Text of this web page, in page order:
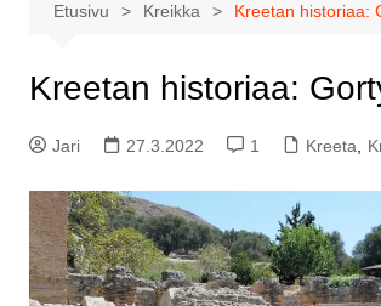
Etusivu Kreikka Kreetan historiaa:
Kreetan historiaa:
Jari 27.3.2022 1 Kreeta